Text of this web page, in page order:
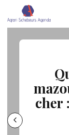
content
cher